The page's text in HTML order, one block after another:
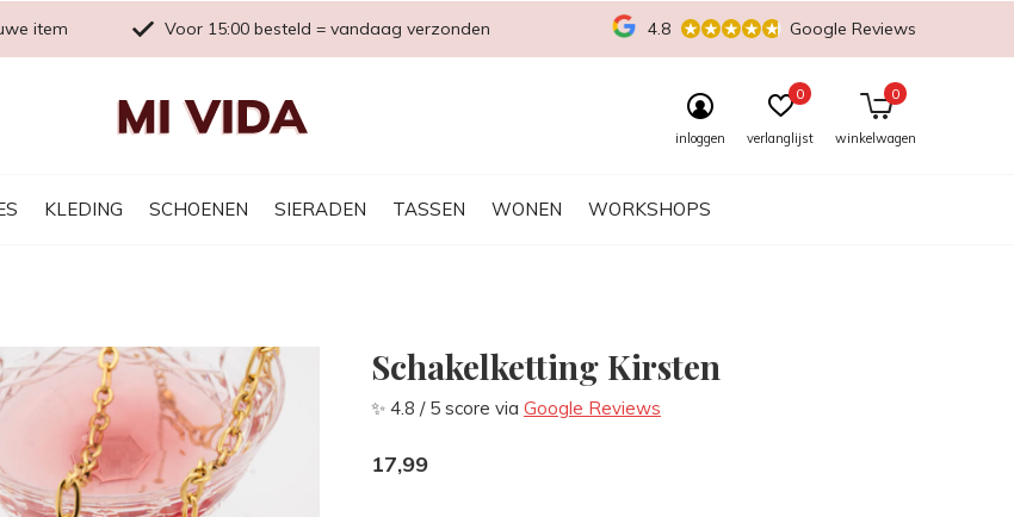
KLEDING SCHOENEN SIERADEN TASSEN WONEN WORKSHOPS
inloggen verlanglijst
0
winkelwagen
0
item Voor 15:00 besteld = vandaag verzonden 4.8 Google Reviews
Schakelketting Kirsten
✨ 4.8 / 5 score via Google Reviews
17,99